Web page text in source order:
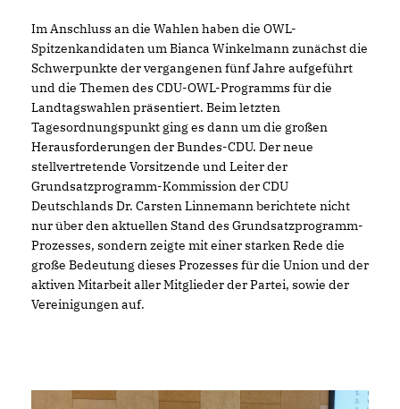
Im Anschluss an die Wahlen haben die OWL-
Spitzenkandidaten um Bianca Winkelmann zunächst die
Schwerpunkte der vergangenen fünf Jahre aufgeführt
und die Themen des CDU-OWL-Programms für die
Landtagswahlen präsentiert. Beim letzten
Tagesordnungspunkt ging es dann um die großen
Herausforderungen der Bundes-CDU. Der neue
stellvertretende Vorsitzende und Leiter der
Grundsatzprogramm-Kommission der CDU
Deutschlands Dr. Carsten Linnemann berichtete nicht
nur über den aktuellen Stand des Grundsatzprogramm-
Prozesses, sondern zeigte mit einer starken Rede die
große Bedeutung dieses Prozesses für die Union und der
aktiven Mitarbeit aller Mitglieder der Partei, sowie der
Vereinigungen auf.